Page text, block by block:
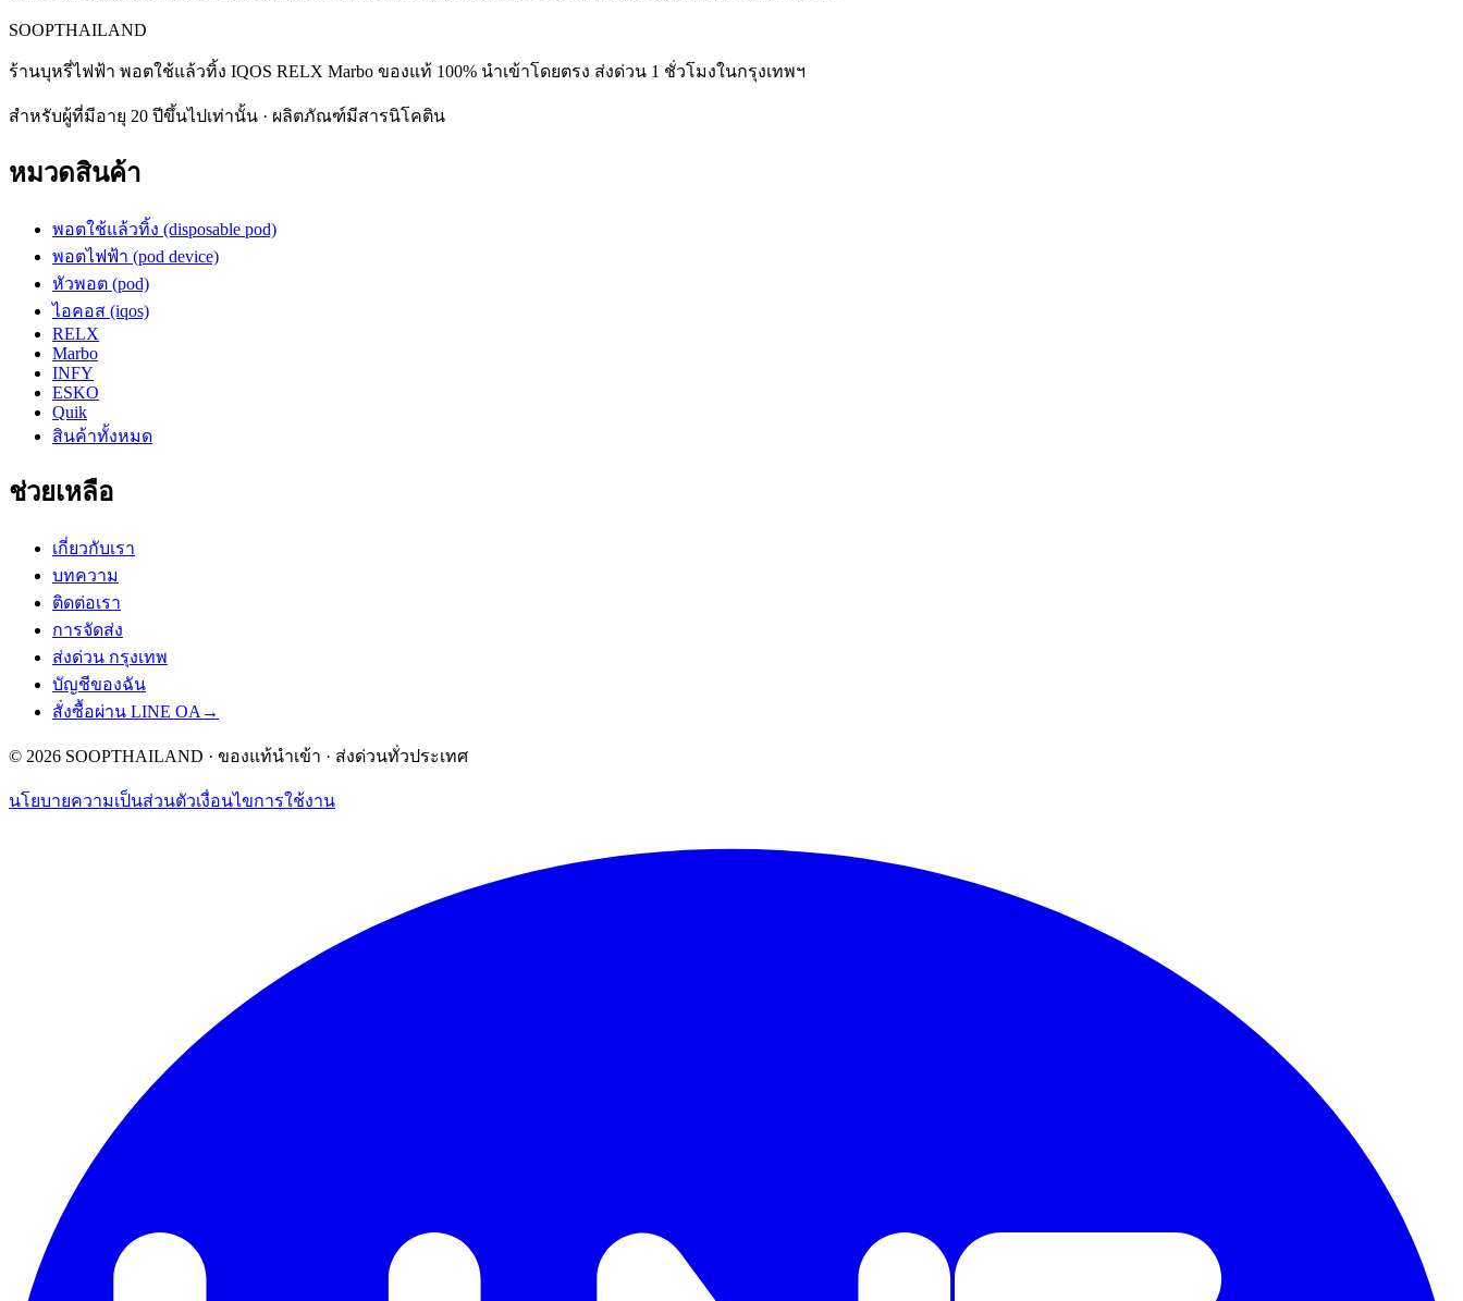
SOOPTHAILAND
ร้านบุหรี่ไฟฟ้า พอตใช้แล้วทิ้ง IQOS RELX Marbo ของแท้ 100% นำเข้าโดยตรง ส่งด่วน 1 ชั่วโมงในกรุงเทพฯ
สำหรับผู้ที่มีอายุ 20 ปีขึ้นไปเท่านั้น · ผลิตภัณฑ์มีสารนิโคติน
หมวดสินค้า
พอตใช้แล้วทิ้ง (disposable pod)
พอตไฟฟ้า (pod device)
หัวพอต (pod)
ไอคอส (iqos)
RELX
Marbo
INFY
ESKO
Quik
สินค้าทั้งหมด
ช่วยเหลือ
เกี่ยวกับเรา
บทความ
ติดต่อเรา
การจัดส่ง
ส่งด่วน กรุงเทพ
บัญชีของฉัน
สั่งซื้อผ่าน LINE OA →
© 2026 SOOPTHAILAND · ของแท้นำเข้า · ส่งด่วนทั่วประเทศ
นโยบายความเป็นส่วนตัวเงื่อนไขการใช้งาน